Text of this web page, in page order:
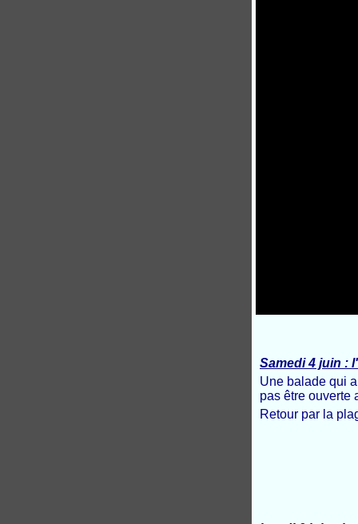
Samedi 4 juin :
Une balade qui
pas être ouverte
Retour par la